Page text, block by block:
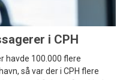
i CPH
havde 100.000 flere
så var der i CPH flere